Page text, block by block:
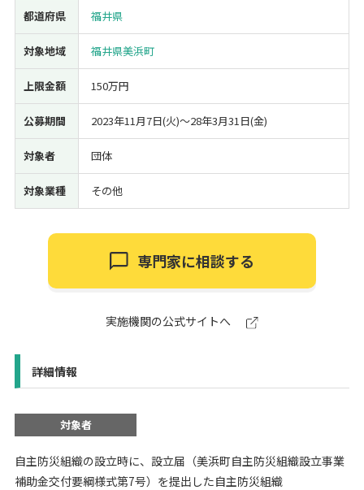
都道府県 福井県
対象地域 福井県美浜町
上限金額 150万円
公募期間 2023年11月7日(火)〜28年3月31日(金)
対象者 団体
対象業種 その他
専門家に相談する
実施機関の公式サイトへ
詳細情報
対象者
自主防災組織の設立時に、設立届（美浜町自主防災組織設立事業
補助金交付要綱様式第7号）を提出した自主防災組織